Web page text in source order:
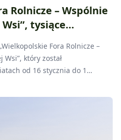
Rolnicze – Wspólnie
tysiące
Fora Rolnicze –
który został
od 16 stycznia do 1
rolniczych aby porozmawiać